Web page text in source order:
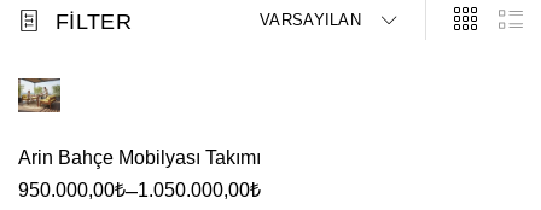
FILTER VARSAYILAN
Arin Bahçe Mobilyası Takımı
950.000,00₺–1.050.000,00₺